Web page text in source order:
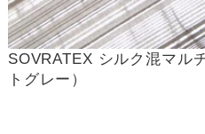
SOVRATEX シルク混マル
トグレー）